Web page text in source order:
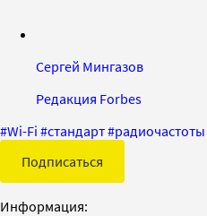
Сергей Мингазов
Редакция Forbes
#Wi-Fi #стандарт#радиочастоты
Подписаться
Информация: